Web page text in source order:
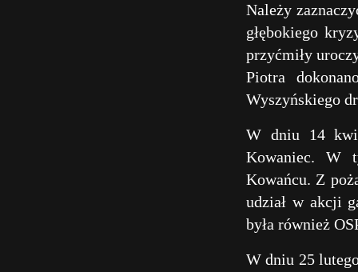
Należy
głębokiego
przyćmiły
Piotra
Wyszyńskiego
W dniu 14
Kowaniec. W
Kowańcu. Z
udział w akcji
była również
W dniu 25